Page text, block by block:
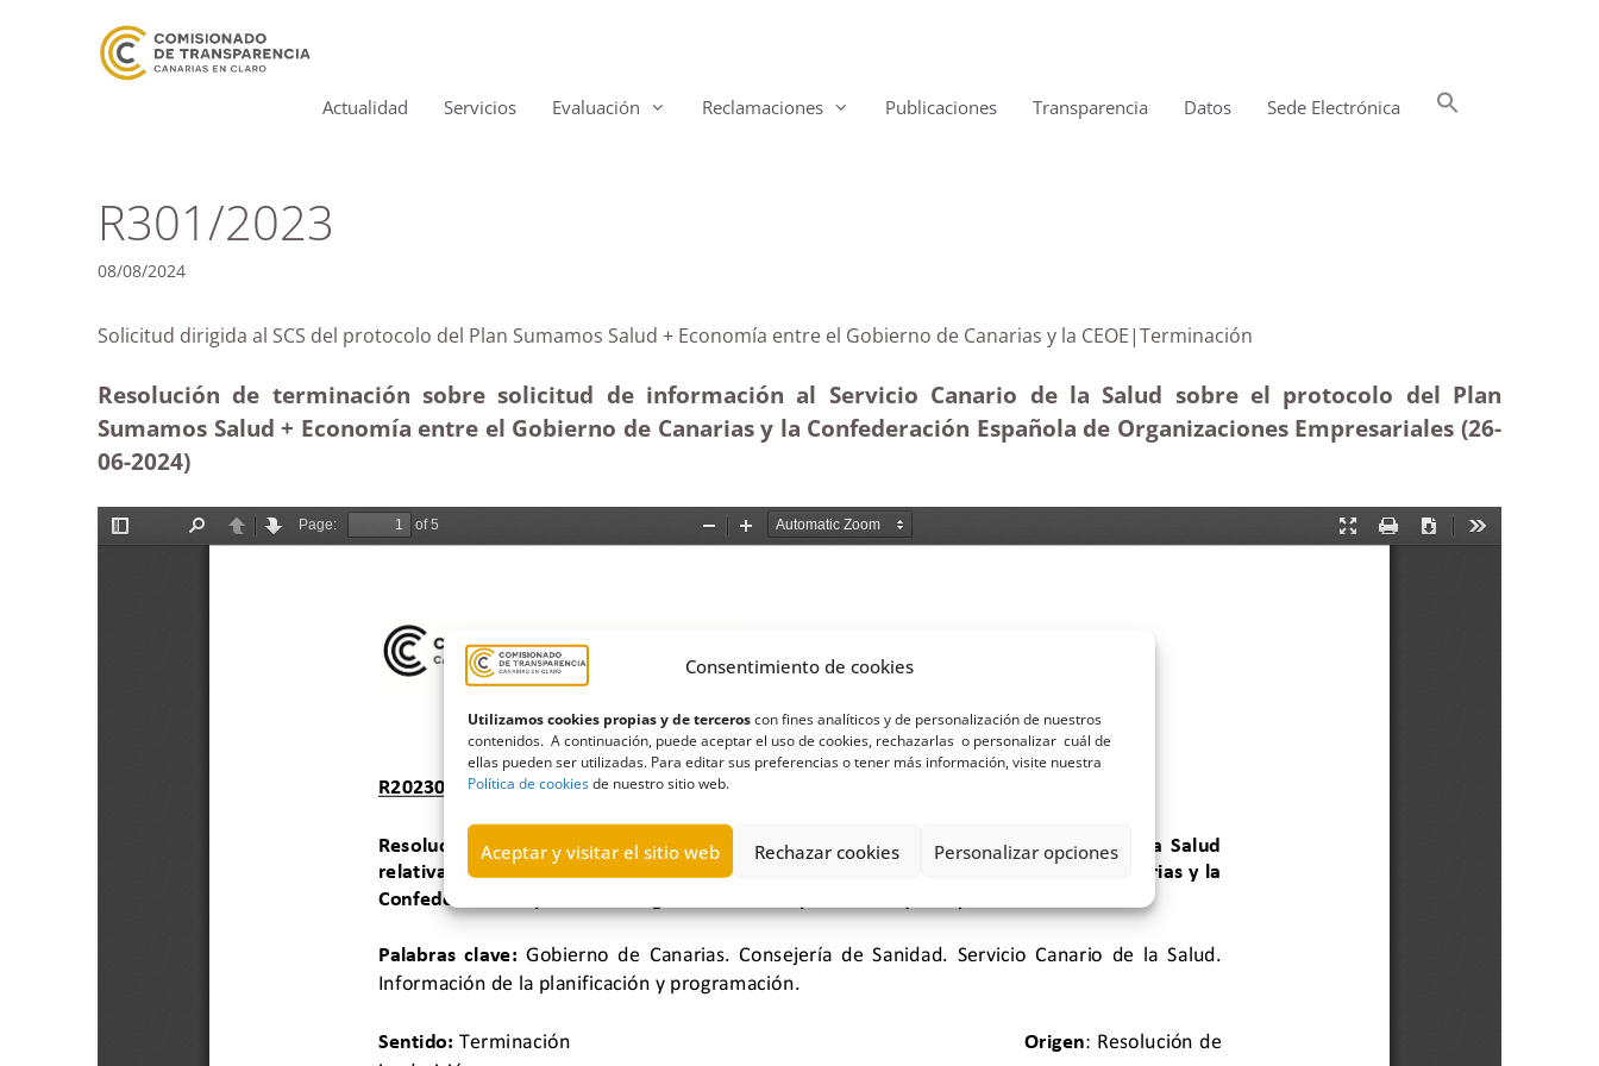
Consentimiento de cookies
Utilizamos cookies propias y de terceroscon fines analíticos y de personalización de nuestros
contenidos. A continuación, puede aceptar el uso de cookies, rechazarlas o personalizar cuál de
ellas pueden ser utilizadas. Para editar sus preferencias o tener más información, visite nuestra
Política de cookiesde nuestro sitio web.
Aceptar y visitar el sitio web Rechazar cookies Personalizar opciones
Actualidad Servicios Evaluación Reclamaciones Publicaciones Transparencia Datos Sede Electrónica
R301/2023
08/08/2024
Solicitud dirigida al SCS del protocolo del Plan Sumamos Salud + Economía entre el Gobierno de Canarias y la CEOE|Terminación
Resolución de terminación sobre solicitud de información al Servicio Canario de la Salud sobre el protocolo del Plan
Sumamos Salud + Economía entre el Gobierno de Canarias y la Confederación Española de Organizaciones Empresariales (26-
06-2024)